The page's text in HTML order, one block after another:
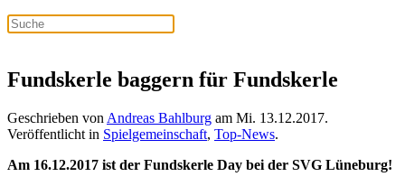
Fundskerle baggern für Fundskerle
Geschrieben von Andreas Bahlburg am Mi. 13.12.2017.
Veröffentlicht in Spielgemeinschaft, Top-News.
Am 16.12.2017 ist der Fundskerle Day bei der SVG Lüneburg!